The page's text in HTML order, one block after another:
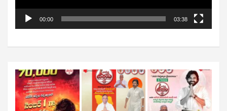
00:00 03:38